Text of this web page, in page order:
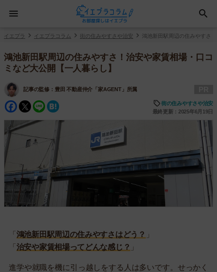
イエプラ イエプラコラム 街の住みやすさや治安 鴻池新田駅周辺の住みやすさ
鴻池新田駅周辺の住みやすさ！治安や家賃相場・口コ
ミなど大公開【一人暮らし】
記事の監修： 豊田 不動産仲介「家AGENT」所属
Facebook
Twitter
Line
街の住みやすさや治安
最終更新：2025年6月19日
「 鴻池新田駅周辺の住みやすさはどう？ 」
「 治安や家賃相場ってどんな感じ？ 」
進学や就職を機に引っ越しをする人は多いです。せっかく